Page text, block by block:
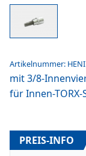
Artikelnummer: HENI
mit 3/8-
für Innen-
PREIS-INFO